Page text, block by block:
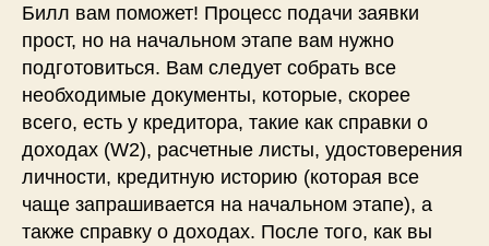
Билл вам поможет! Процесс подачи заявки
прост, но на начальном этапе вам нужно
подготовиться. Вам следует собрать все
необходимые документы, которые, скорее
всего, есть у кредитора, такие как справки о
доходах (W2), расчетные листы, удостоверения
личности, кредитную историю (которая все
чаще запрашивается на начальном этапе), а
также справку о доходах. После того, как вы